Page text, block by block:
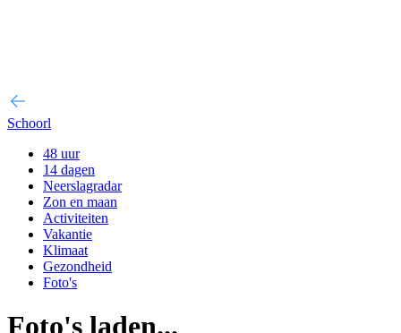
Schoorl
48 uur
14 dagen
Neerslagradar
Zon en maan
Activiteiten
Vakantie
Klimaat
Gezondheid
Foto's
Foto's laden...